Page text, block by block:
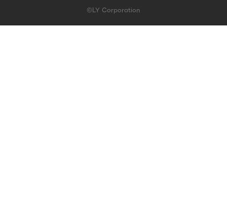
©LY Corporation
このコンテンツは掲載が終了しました | LINE占い